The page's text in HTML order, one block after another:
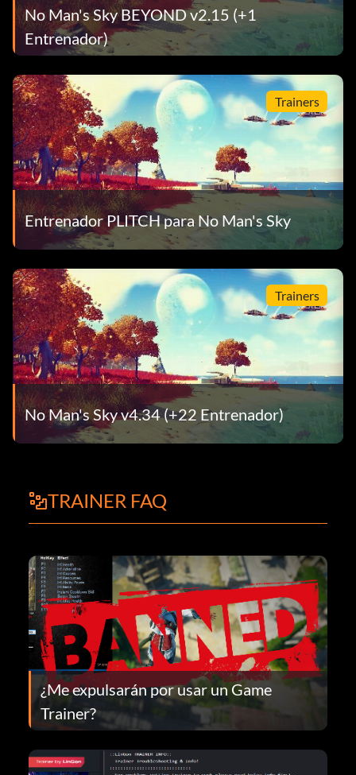
No Man's Sky BEYOND v2.15 (+1
Entrenador)
Trainers
Entrenador PLITCH para No Man's Sky
Trainers
No Man's Sky v4.34 (+22 Entrenador)
TRAINER FAQ
¿Me expulsarán por usar un Game
Trainer?